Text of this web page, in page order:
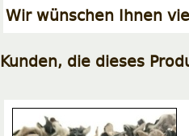
Wir wünschen Ihnen
Kunden, die dieses